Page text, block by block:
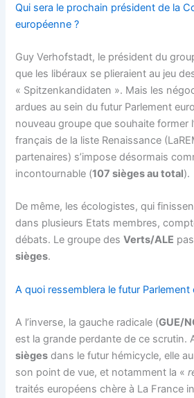
Qui sera le prochain président de la
européenne ?
Guy Verhofstadt, le président du
que les libéraux se plieraient au jeu
« Spitzenkandidaten ». Mais les
ardues au sein du futur Parlement
nouveau groupe que souhaite former
français de la liste Renaissance
partenaires) s’impose désormais
incontournable (107 sièges au total).
De même, les écologistes, qui
dans plusieurs Etats membres,
débats. Le groupe desVerts/ALE
sièges.
A quoi ressemblera le futur Parlement
A l’inverse, la gauche radicale (GUE/
est la grande perdante de ce scrutin.
sièges dans le futur hémicycle, elle
son point de vue, et notamment la «
traités européens chère à La France